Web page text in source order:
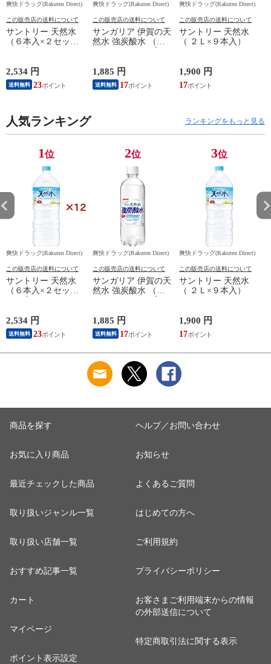
爽快ドラッグ(Rakuten Direct)
この販売店の送料について
サントリー 天然水
（６本入×２セット
2,534 円
送料無料 23
爽快ドラッグ(Rakuten Direct)
この販売店の送料について
サンガリア 伊賀の天
然水 強炭酸水 （５
1,885 円
送料無料 17
爽快ドラッグ(Rakuten Direct)
この販売店の送料について
サントリー 天然水
（ ２Ｌ×９本入）
1,900 円
17
人気ランキング ランキングをもっと見る
1位
爽快ドラッグ(Rakuten Direct)
この販売店の送料について
サントリー 天然水
（６本入×２セット
2,534 円
送料無料 23
2位
爽快ドラッグ(Rakuten Direct)
この販売店の送料について
サンガリア 伊賀の天
然水 強炭酸水 （５
1,885 円
送料無料 17
3位
爽快ドラッグ(Rakuten Direct)
この販売店の送料について
サントリー 天然水
（ ２Ｌ×９本入）
1,900 円
17
商品を探す
お気に入り商品
最近チェックした商品
取り扱いジャンル一覧
取り扱い店舗一覧
おすすめ記事一覧
カート
マイページ
ポイント表示設定
ヘルプ／お問い合わせ
お知らせ
よくあるご質問
はじめての方へ
ご利用規約
プライバシーポリシー
お客さまご利用端末からの情報
の外部送信について
特定商取引法に関する表示